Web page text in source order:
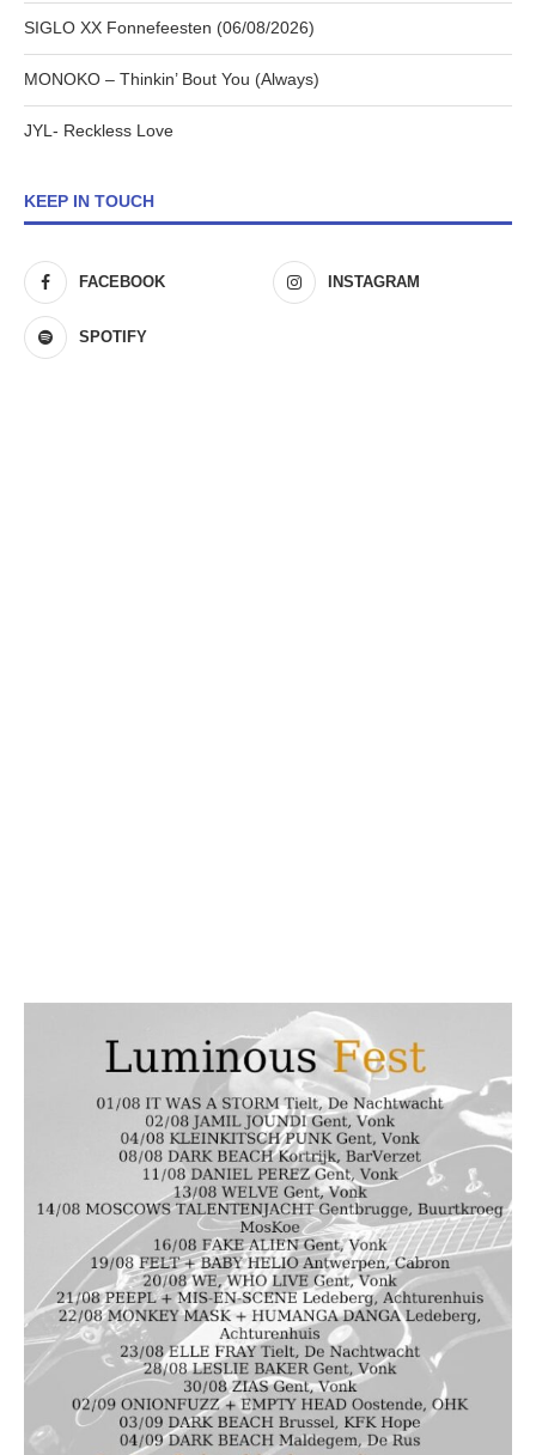
SIGLO XX Fonnefeesten (06/08/2026)
MONOKO – Thinkin’ Bout You (Always)
JYL- Reckless Love
KEEP IN TOUCH
FACEBOOK INSTAGRAM
SPOTIFY